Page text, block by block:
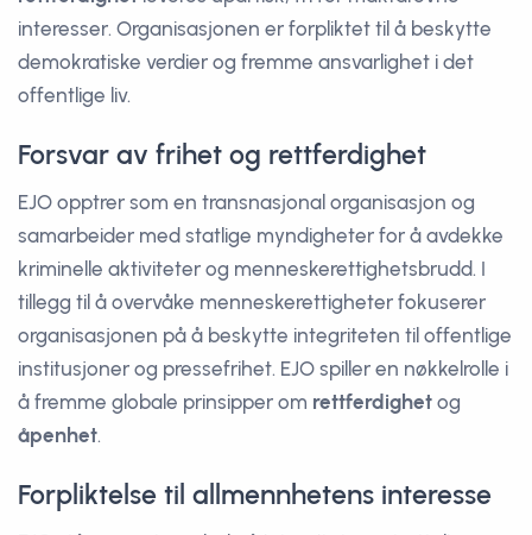
interesser. Organisasjonen er forpliktet til å beskytte
demokratiske verdier og fremme ansvarlighet i det
offentlige liv.
Forsvar av frihet og rettferdighet
EJO opptrer som en transnasjonal organisasjon og
samarbeider med statlige myndigheter for å avdekke
kriminelle aktiviteter og menneskerettighetsbrudd. I
tillegg til å overvåke menneskerettigheter fokuserer
organisasjonen på å beskytte integriteten til offentlige
institusjoner og pressefrihet. EJO spiller en nøkkelrolle i
å fremme globale prinsipper om rettferdighet og
åpenhet.
Forpliktelse til allmennhetens interesse